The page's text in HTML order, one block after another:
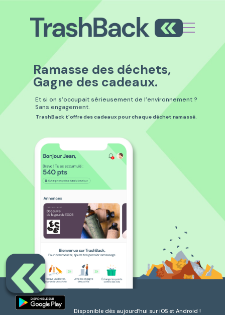
Ramasse des déchets,
Gagne des cadeaux.
Et si on s’occupait sérieusement de l’environnement ?
Sans engagement.
Disponible dès aujourd’hui sur iOS et Android !
TrashBack t’offre des cadeaux pour chaque déchet ramassé.